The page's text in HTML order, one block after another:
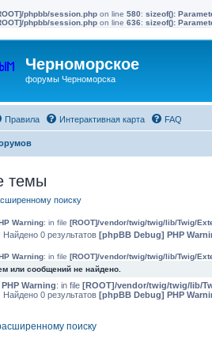
phpbb/session.php on line 580: sizeof():
phpbb/session.php on line 636: sizeof():
Черноморское
форумы Черноморска
Правила Интерактивная карта FAQ
темы
поиску
Warning: in file [ROOT]/vendor/twig/twig/lib/Twig/
Найдено 0 результатов [phpBB Debug] PHP
Warning: in file [ROOT]/vendor/twig/twig/lib/Twig/
или сообщений не найдено.
Warning: in file [ROOT]/vendor/twig/twig/lib/
Найдено 0 результатов [phpBB Debug] PHP
поиску